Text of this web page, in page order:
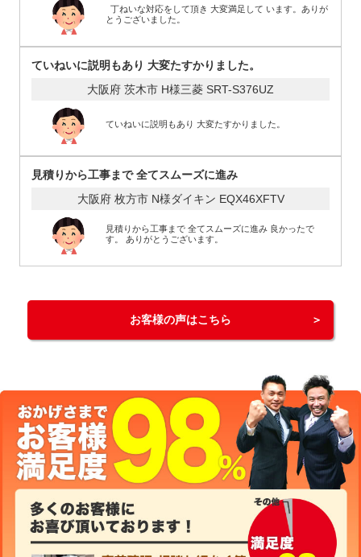
丁ねいな対応をして頂き 大変満足して います。ありが
とうございました。
ていねいに説明もあり 大変たすかりました。
大阪府 茨木市 H様三菱 SRT-S376UZ
ていねいに説明もあり 大変たすかりました。
見積りから工事まで 全てスムーズに進み
大阪府 枚方市 N様ダイキン EQX46XFTV
見積りから工事まで 全てスムーズに進み 良かったで
す。 ありがとうございます。
お客様の声はこちら